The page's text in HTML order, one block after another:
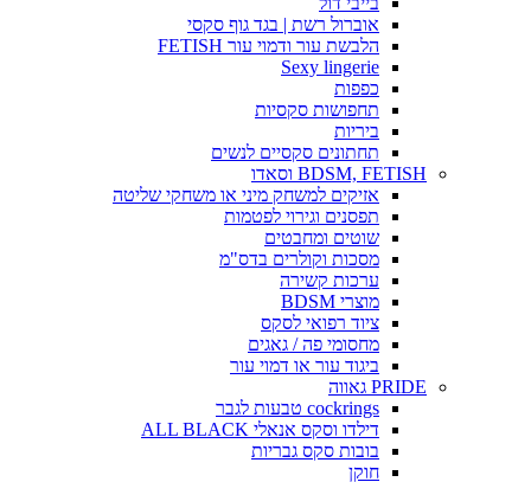
אוברול רשת | בגד גוף סקסי
הלבשת עור ודמוי עור FETISH
Sexy lingerie
כפפות
תחפושות סקסיות
ביריות
תחתונים סקסיים לנשים
BDSM, FETISH וסאדו
אזיקים למשחק מיני או משחקי שליטה
תפסנים וגירוי לפטמות
שוטים ומחבטים
מסכות וקולרים בדס"מ
ערכות קשירה
מוצרי BDSM
ציוד רפואי לסקס
מחסומי פה / גאגים
ביגוד עור או דמוי עור
PRIDE גאווה
cockrings טבעות לגבר
דילדו וסקס אנאלי ALL BLACK
בובות סקס גבריות
חוקן